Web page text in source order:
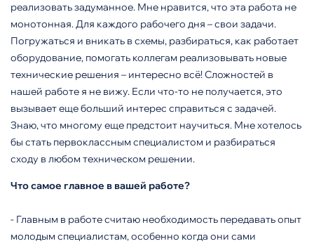
реализовать задуманное. Мне нравится, что эта работа не
монотонная. Для каждого рабочего дня – свои задачи.
Погружаться и вникать в схемы, разбираться, как работает
оборудование, помогать коллегам реализовывать новые
технические решения – интересно всё! Сложностей в
нашей работе я не вижу. Если что-то не получается, это
вызывает еще больший интерес справиться с задачей.
Знаю, что многому еще предстоит научиться. Мне хотелось
бы стать первоклассным специалистом и разбираться
сходу в любом техническом решении.
Что самое главное в вашей работе?
- Главным в работе считаю необходимость передавать опыт
молодым специалистам, особенно когда они сами